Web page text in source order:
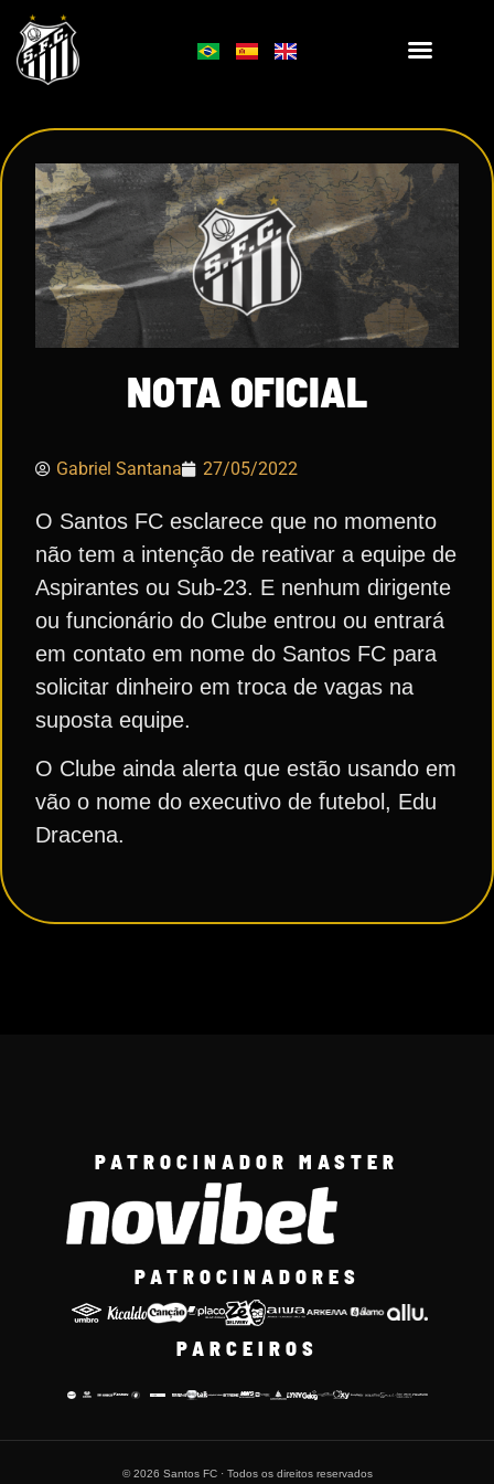
NOTA OFICIAL
Gabriel Santana 27/05/2022
O Santos FC esclarece que no momento
não tem a intenção de reativar a equipe de
Aspirantes ou Sub-23. E nenhum dirigente
ou funcionário do Clube entrou ou entrará
em contato em nome do Santos FC para
solicitar dinheiro em troca de vagas na
suposta equipe.
O Clube ainda alerta que estão usando em
vão o nome do executivo de futebol, Edu
Dracena.
PATROCINADOR MASTER
PATROCINADORES
PARCEIROS
© 2026 Santos FC · Todos os direitos reservados